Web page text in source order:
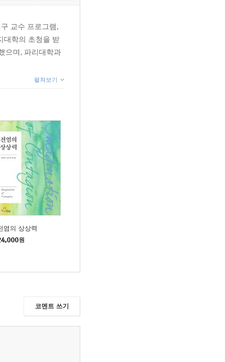
교수 프로그램,
대학의 초청을 받
으며, 파리대학과
펼쳐보기
염의 상상력
원
코멘트 쓰기